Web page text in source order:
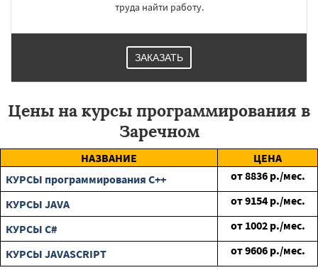
труда найти работу.
ЗАКАЗАТЬ
Цены на курсы программирования в
Заречном
НАЗВАНИЕ
ЦЕНА
КУРСЫ программирования C++
от8836 р./мес.
КУРСЫ JAVA
от9154 р./мес.
КУРСЫ C#
от 1002 р./мес.
КУРСЫ JAVASCRIPT
от9606 р./мес.